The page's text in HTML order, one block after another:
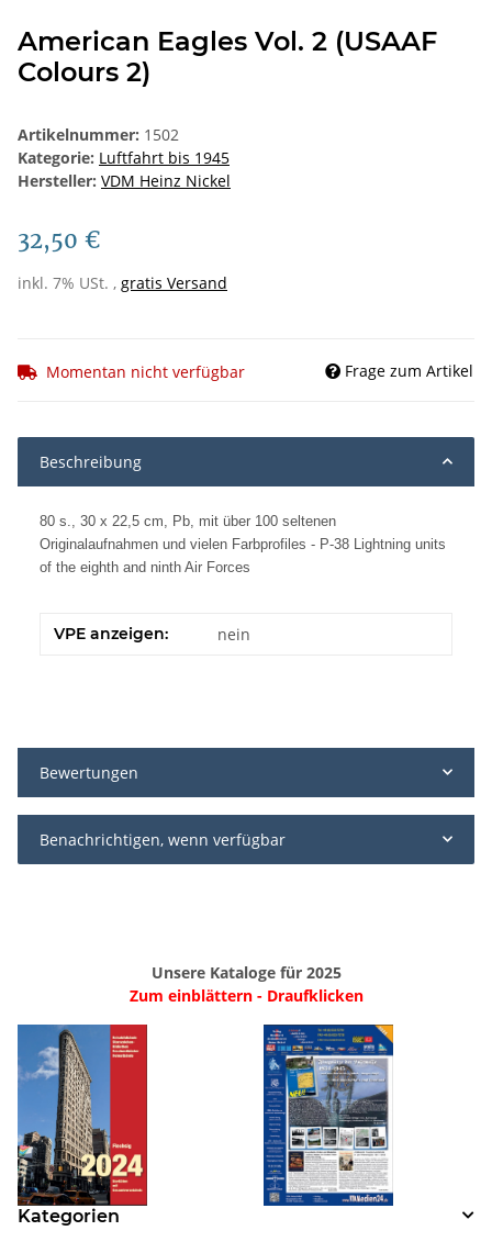
American Eagles Vol. 2 (USAAF
Colours 2)
Artikelnummer: 1502
Kategorie: Luftfahrt bis 1945
Hersteller: VDM Heinz Nickel
32,50 €
inkl. 7% USt. , gratis Versand
Momentan nicht verfügbar Frage zum Artikel
Beschreibung
80 s., 30 x 22,5 cm, Pb, mit über 100 seltenen
Originalaufnahmen und vielen Farbprofiles - P-38 Lightning units
of the eighth and ninth Air Forces
VPE anzeigen: nein
Bewertungen
Benachrichtigen, wenn verfügbar
Unsere Kataloge für 2025
Zum einblättern - Draufklicken
Kategorien